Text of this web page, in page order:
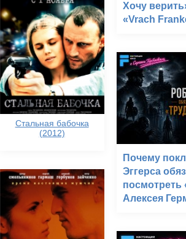
Стальная бабочка
(2012)
Хочу
«Vrach
Почему
Эггерса
посмотреть
Алексея